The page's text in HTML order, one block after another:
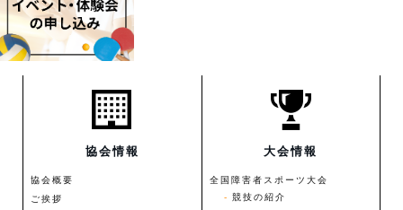
協会情報
協会概要
ご挨拶
大会情報
全国障害者スポーツ大会
競技の紹介